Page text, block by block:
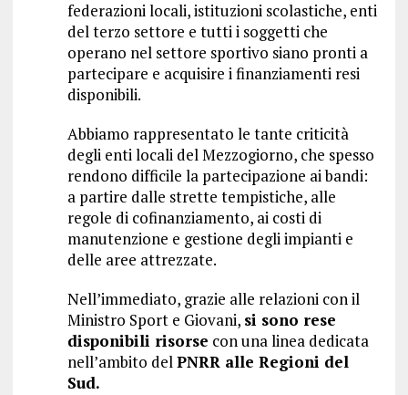
federazioni locali, istituzioni scolastiche, enti
del terzo settore e tutti i soggetti che
operano nel settore sportivo siano pronti a
partecipare e acquisire i finanziamenti resi
disponibili.
Abbiamo rappresentato le tante criticità
degli enti locali del Mezzogiorno, che spesso
rendono difficile la partecipazione ai bandi:
a partire dalle strette tempistiche, alle
regole di cofinanziamento, ai costi di
manutenzione e gestione degli impianti e
delle aree attrezzate.
Nell’immediato, grazie alle relazioni con il
Ministro Sport e Giovani, si sono rese
disponibili risorse con una linea dedicata
nell’ambito delPNRR alle Regioni del
Sud.